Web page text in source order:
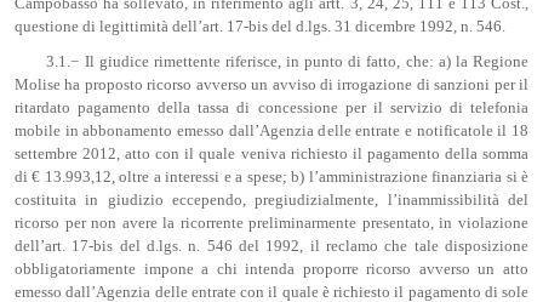
questione di legittimità dell’art. 17-bis del d.lgs. 31 dicembre 1992, n. 546.
3.1.− Il giudice rimettente riferisce, in punto di fatto, che: a) la Regione
Molise ha proposto ricorso avverso un avviso di irrogazione di sanzioni per il
ritardato pagamento della tassa di concessione per il servizio di telefonia
mobile in abbonamento emesso dall’Agenzia delle entrate e notificatole il 18
settembre 2012, atto con il quale veniva richiesto il pagamento della somma
di € 13.993,12, oltre a interessi e a spese; b) l’amministrazione finanziaria si è
costituita in giudizio eccependo, pregiudizialmente, l’inammissibilità del
ricorso per non avere la ricorrente preliminarmente presentato, in violazione
dell’art. 17-bis del d.lgs. n. 546 del 1992, il reclamo che tale disposizione
obbligatoriamente impone a chi intenda proporre ricorso avverso un atto
emesso dall’Agenzia delle entrate con il quale è richiesto il pagamento di sole